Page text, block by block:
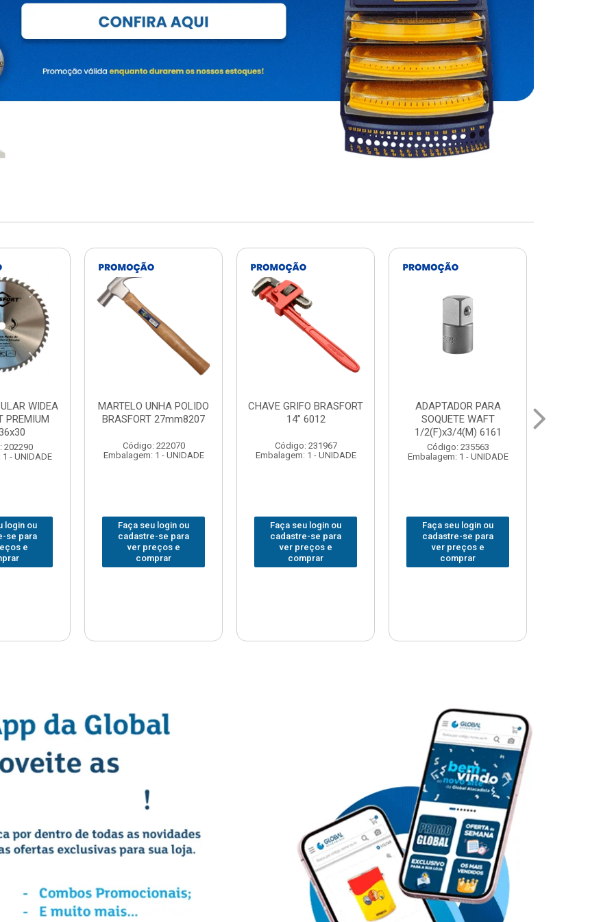
BRASFORT
231967
- UNIDADE
login ou
se para
e
ADAPTADOR PARA
SOQUETE WAFT
Código: 235563
Embalagem: 1 - UNIDADE
Faça seu login ou
cadastre-se para
ver preços e
comprar
ABAJOUR LED
BRASFORT COB MESA
Código: 310379
Embalagem: 1 - UNIDADE
Faça seu login ou
cadastre-se para
ver preços e
comprar
BOLSA PARA
FERRAMENTAS
BRASFORT FECHADA
18BOLSOS 7559
Código: 312401
Faça seu login ou
cadastre-se para
ver preços e
comprar